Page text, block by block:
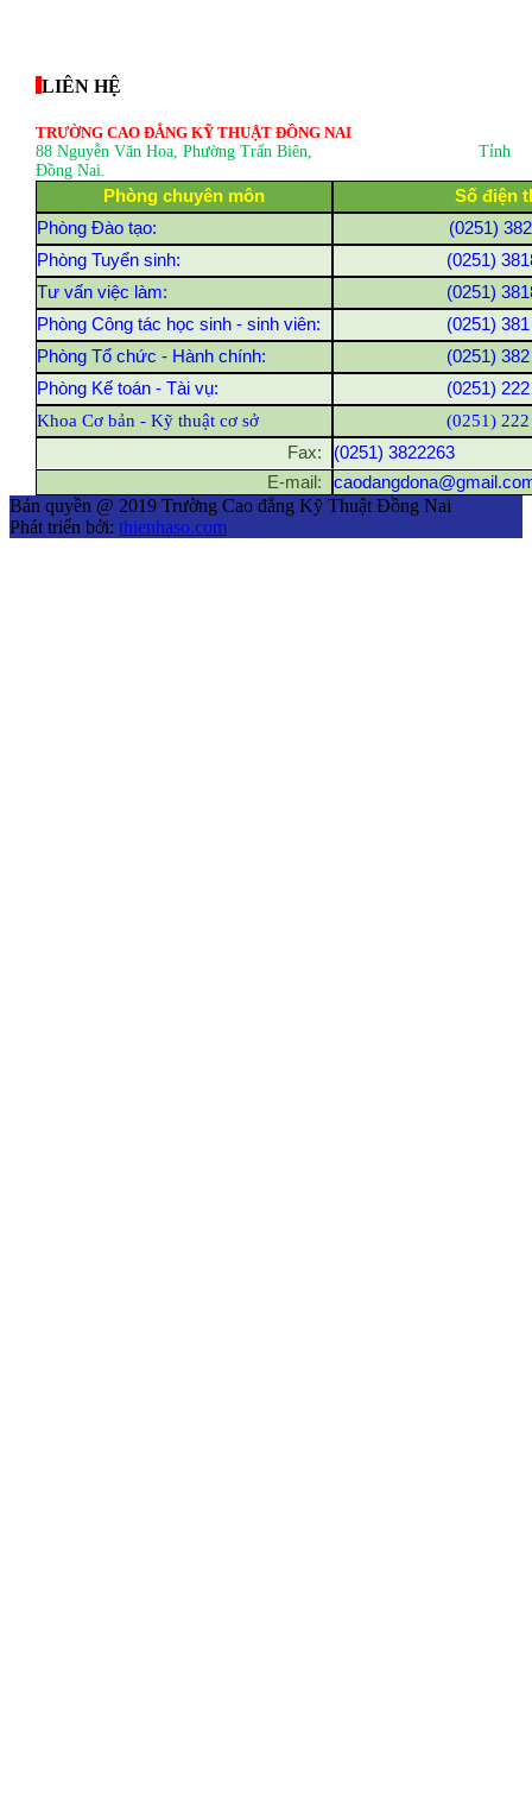
LIÊN HỆ
TRƯỜNG CAO ĐẲNG KỸ THUẬT ĐỒNG NAI
88 Nguyễn Văn Hoa, Phường Trấn Biên , Tỉnh
Đồng Nai.
Phòng chuyên môn
Số điện
Phòng Đào tạo:
(0251)
Phòng Tuyển sinh:
(0251)
Tư vấn việc làm:
(0251)
Phòng Công tác học sinh - sinh viên:
(0251)
Phòng Tổ chức - Hành chính:
(0251)
Phòng Kế toán - Tài vụ:
(0251)
Khoa Cơ bản - Kỹ thuật cơ sở
(0251)
Fax:
(0251) 3822263
E-mail:
Bản quyền @ 2019 Trường Cao đẳng Kỹ Thuật Đồng Nai
Phát triển bởi: thienhaso.com